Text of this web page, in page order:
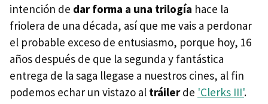
intención de dar forma a una trilogía hace la
friolera de una década, así que me vais a perdonar
el probable exceso de entusiasmo, porque hoy, 16
años después de que la segunda y fantástica
entrega de la saga llegase a nuestros cines, al fin
podemos echar un vistazo al tráilerde 'Clerks III'.